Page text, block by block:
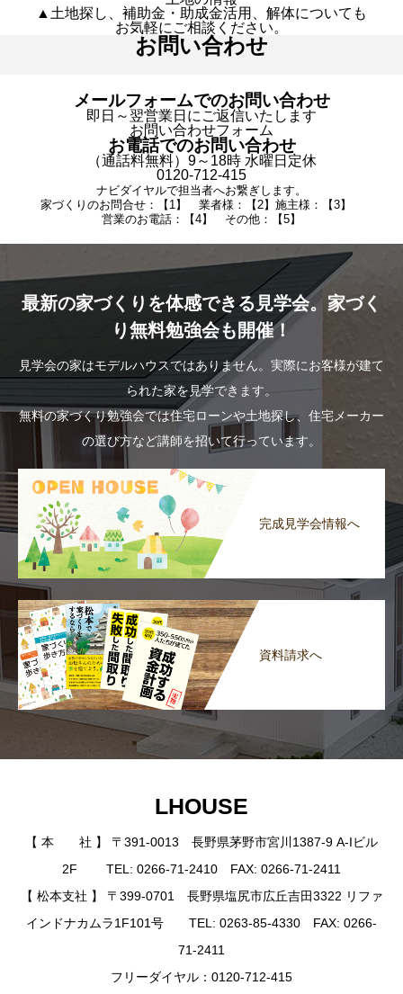
▲土地探し、補助金・助成金活用、解体についても
お気軽にご相談ください。
お問い合わせ
メールフォームでのお問い合わせ
即日～翌営業日にご返信いたします
お問い合わせフォーム
お電話でのお問い合わせ
（通話料無料）9～18時 水曜日定休
0120-712-415
ナビダイヤルで担当者へお繋ぎします。
家づくりのお問合せ：【1】 業者様：【2】施主様：【3】
営業のお電話：【4】 その他：【5】
最新の家づくりを体感できる見学会。家づく
り無料勉強会も開催！
見学会の家はモデルハウスではありません。実際にお客様が建て
られた家を見学できます。
無料の家づくり勉強会では住宅ローンや土地探し、住宅メーカー
の選び方など講師を招いて行っています。
完成見学会情報へ
資料請求へ
LHOUSE
【 本 社 】 〒391-0013 長野県茅野市宮川1387-9 A-Iビル
2F TEL: 0266-71-2410 FAX: 0266-71-2411
【 松本支社 】 〒399-0701 長野県塩尻市広丘吉田3322 リファ
インドナカムラ1F101号 TEL: 0263-85-4330 FAX: 0266-
71-2411
フリーダイヤル：0120-712-415